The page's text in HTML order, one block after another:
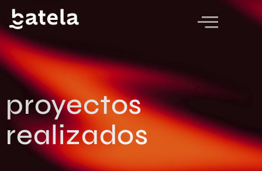
proyectos
realizados